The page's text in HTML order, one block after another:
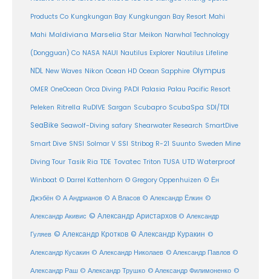
Products Co Kungkungan Bay Kungkungan Bay Resort Mahi
Mahi Maldiviana Marselia Star Meikon Narwhal Technology
(Dongguan) Co NASA NAUI Nautilus Explorer Nautilus Lifeline
NDL New Waves Nikon Ocean HD Ocean Sapphire Olympus
OMER OneOcean Orca Diving PADI Palasia Palau Pacific Resort
Peleken Ritrella RuDIVE Sargan Scubapro ScubaSpa SDI/TDI
SeaBike Seawolf-Diving safary Shearwater Research SmartDive
Smart Dive SNSI Solmar V SSI Stribog R-21 Suunto Sweden Mine
Diving Tour Tasik Ria TDE Tovatec Triton TUSA UTD Waterproof
Winboat © Darrel Kattenhorn © Gregory Oppenhuizen © Ён
Джэбён © А Андрианов © А Власов © Александр Ёлкин ©
Александр Акивис © Александр Аристархов © Александр
Гуляев © Александр Кротков © Александр Куракин ©
Александр Кусакин © Александр Николаев © Александр Павлов ©
Александр Раш © Александр Трушко © Александр Филимоненко ©